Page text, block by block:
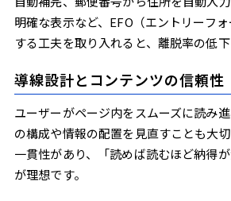
明確な表示など、EFO（エントリーフ
する工夫を取り入れると、離脱率の低下
導線設計とコンテンツの信頼性
ユーザーがページ内をスムーズに読み
の構成や情報の配置を見直すことも大
一貫性があり、「読めば読むほど納得
が理想です。